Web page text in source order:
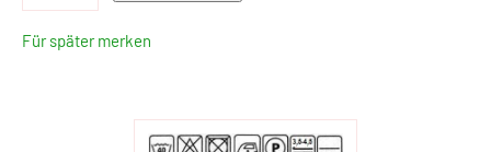
Für später merken